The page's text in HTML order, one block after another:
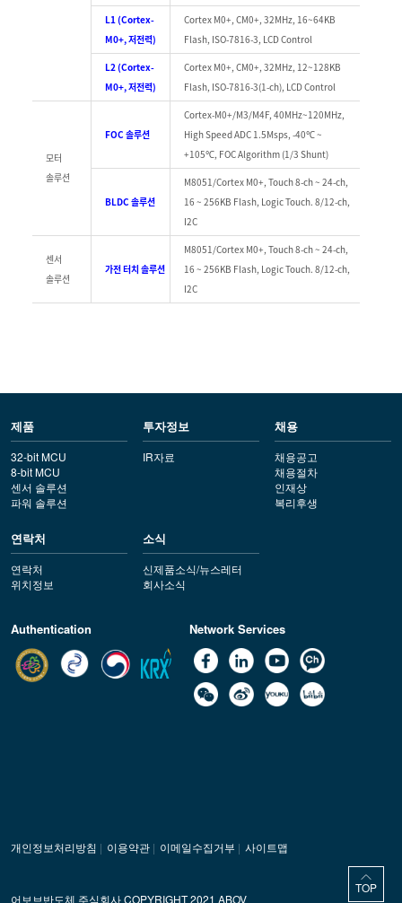
L1 (Cortex-
M0+, 저전력)
Cortex M0+, CM0+, 32MHz, 16~64KB
Flash, ISO-7816-3, LCD Control
L2 (Cortex-
M0+, 저전력)
Cortex M0+, CM0+, 32MHz, 12~128KB
Flash, ISO-7816-3(1-ch), LCD Control
모터
솔루션
FOC 솔루션
Cortex-M0+/M3/M4F, 40MHz~120MHz,
High Speed ADC 1.5Msps, -40℃ ~
+105℃, FOC Algorithm (1/3 Shunt)
BLDC 솔루션
M8051/Cortex M0+, Touch 8-ch ~ 24-ch,
16 ~ 256KB Flash, Logic Touch. 8/12-ch,
I2C
센서
솔루션
가전 터치 솔루션
M8051/Cortex M0+, Touch 8-ch ~ 24-ch,
16 ~ 256KB Flash, Logic Touch. 8/12-ch,
I2C
TOP
제품
32-bit MCU
8-bit MCU
센서 솔루션
파워 솔루션
투자정보
IR자료
채용
채용공고
채용절차
인재상
복리후생
연락처
연락처
위치정보
소식
신제품소식/뉴스레터
회사소식
Authentication Network Services
개인정보처리방침 | 이용약관| 이메일수집거부 | 사이트맵
어보브반도체 주식회사 COPYRIGHT 2021 ABOV